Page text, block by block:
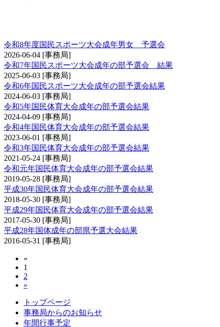
令和8年度国民スポーツ大会成年男女 予選会
2026-06-04 [事務局]
令和7年国民スポーツ大会成年の部予選会 結果
2025-06-03 [事務局]
令和6年国民スポーツ大会成年の部予選会結果
2024-06-03 [事務局]
令和5年国民体育大会成年の部予選会結果
2024-04-09 [事務局]
令和4年国民体育大会成年の部予選会結果
2023-06-01 [事務局]
令和3年国民体育大会成年の部予選会結果
2021-05-24 [事務局]
令和元年国民体育大会成年の部予選会結果
2019-05-28 [事務局]
平成30年国民体育大会成年の部予選会結果
2018-05-30 [事務局]
平成29年国民体育大会成年の部予選会結果
2017-05-30 [事務局]
平成28年国体成年の部県予選大会結果
2016-05-31 [事務局]
«
1
2
»
トップページ
事務局からのお知らせ
年間行事予定